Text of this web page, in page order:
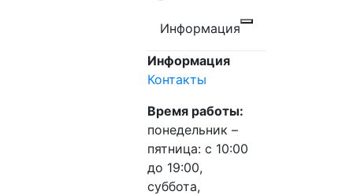
Информация
Информация
Контакты
Время работы:
понедельник –
пятница: с 10:00
до 19:00,
суббота,